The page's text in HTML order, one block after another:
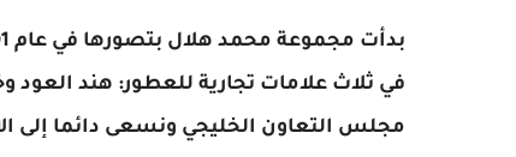
مجلس التعاون الخليجي ونسعى دائما إلى